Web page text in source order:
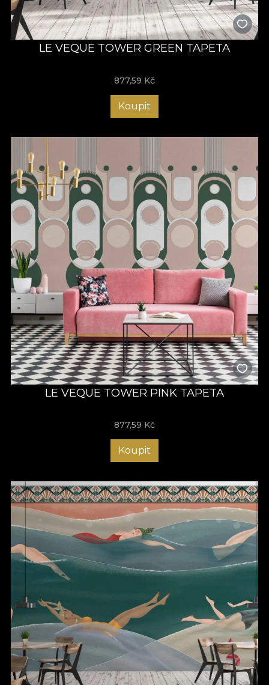
LE VEQUE TOWER GREEN TAPETA
877,59 Kč
Koupit
LE VEQUE TOWER PINK TAPETA
877,59 Kč
Koupit